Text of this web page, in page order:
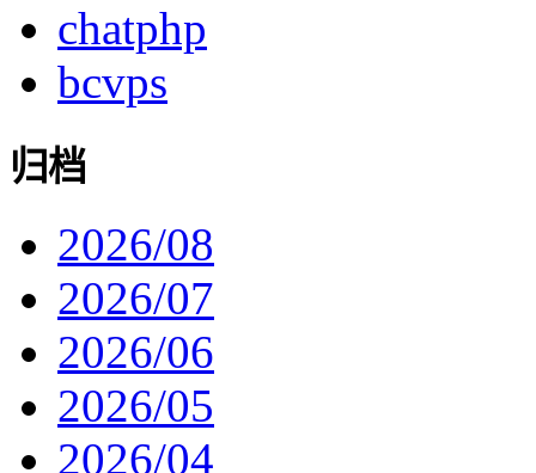
chatphp
bcvps
归档
2026/08
2026/07
2026/06
2026/05
2026/04